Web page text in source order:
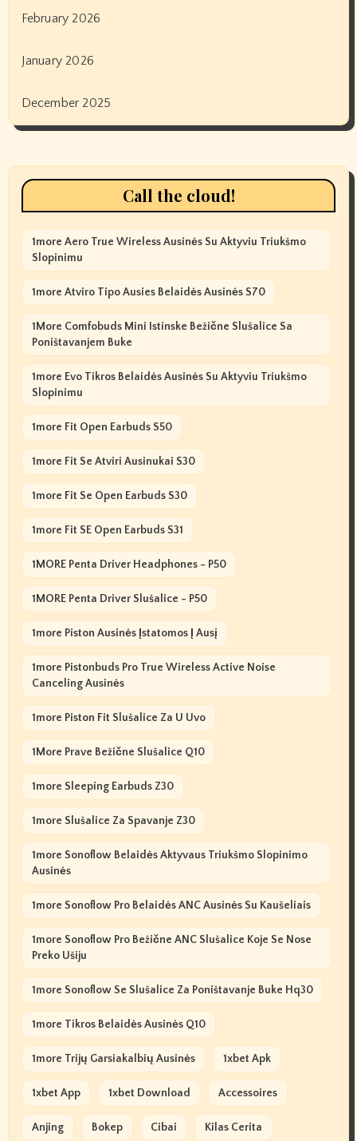
February 2026
January 2026
December 2025
Call the cloud!
1more Aero True Wireless Ausinės Su Aktyviu Triukšmo
Slopinimu
1more Atviro Tipo Ausies Belaidės Ausinės S70
1More Comfobuds Mini Istinske Bežične Slušalice Sa
Poništavanjem Buke
1more Evo Tikros Belaidės Ausinės Su Aktyviu Triukšmo
Slopinimu
1more Fit Open Earbuds S50
1more Fit Se Atviri Ausinukai S30
1more Fit Se Open Earbuds S30
1more Fit SE Open Earbuds S31
1MORE Penta Driver Headphones - P50
1MORE Penta Driver Slušalice - P50
1more Piston Ausinės Įstatomos Į Ausį
1more Pistonbuds Pro True Wireless Active Noise
Canceling Ausinės
1more Piston Fit Slušalice Za U Uvo
1More Prave Bežične Slušalice Q10
1more Sleeping Earbuds Z30
1more Slušalice Za Spavanje Z30
1more Sonoflow Belaidės Aktyvaus Triukšmo Slopinimo
Ausinės
1more Sonoflow Pro Belaidės ANC Ausinės Su Kaušeliais
1more Sonoflow Pro Bežične ANC Slušalice Koje Se Nose
Preko Ušiju
1more Sonoflow Se Slušalice Za Poništavanje Buke Hq30
1more Tikros Belaidės Ausinės Q10
1more Trijų Garsiakalbių Ausinės 1xbet Apk
1xbet App 1xbet Download Accessoires
Anjing Bokep Cibai Kilas Cerita